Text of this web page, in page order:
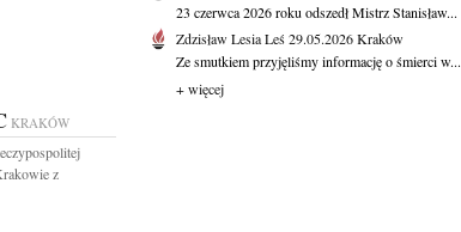
KRAKÓW
z
23 czerwca 2026 roku odszedł Mistrz Stanisław...
Zdzisław Lesia Leś29.05.2026Kraków
Ze smutkiem przyjęliśmy informację o śmierci w...
+ więcej